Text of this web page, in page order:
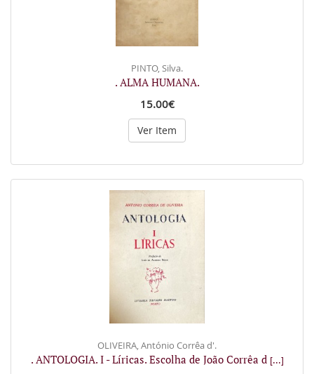
PINTO, Silva.
. ALMA HUMANA.
15.00€
Ver Item
OLIVEIRA, António Corrêa d'.
. ANTOLOGIA. I - Líricas. Escolha de João Corrêa d [...]